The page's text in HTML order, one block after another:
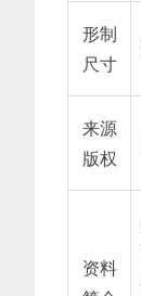
形制
尺寸
来源
版权
资料